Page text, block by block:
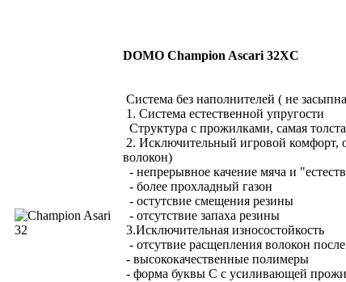
DOMO Champion Ascari 32XC
Система без наполнителей ( не
1. Система естественной упругости
Структура с прожилками, самая
2. Исключительный игровой комфорт,
волокон)
- непрерывное качение мяча и
- более прохладный газон
- остутсвие смещения резины
- отсутствие запаха резины
3.Исключительная износостойкость
- отсутвие расщепления волокон
- высококачественные полимеры
- форма буквы С с усиливающей